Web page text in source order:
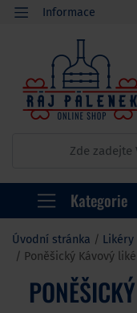
Informace
Kategorie
Úvodní stránka Likéry
Poněšický Kávový